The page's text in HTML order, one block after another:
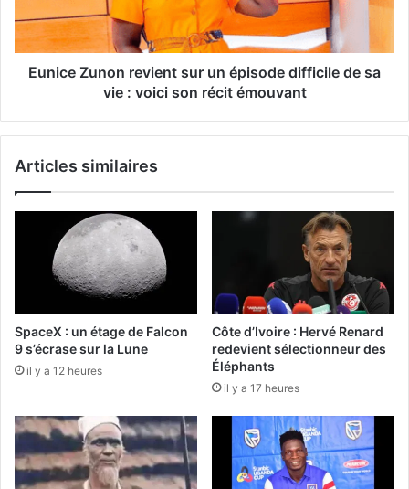
Eunice Zunon revient sur un épisode difficile de sa
vie : voici son récit émouvant
Articles similaires
SpaceX : un étage de Falcon
9 s’écrase sur la Lune
il y a 12 heures
Côte d’Ivoire : Hervé Renard
redevient sélectionneur des
Éléphants
il y a 17 heures